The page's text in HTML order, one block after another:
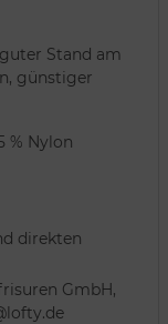
Stand am
günstiger
% Nylon
direkten
GmbH,